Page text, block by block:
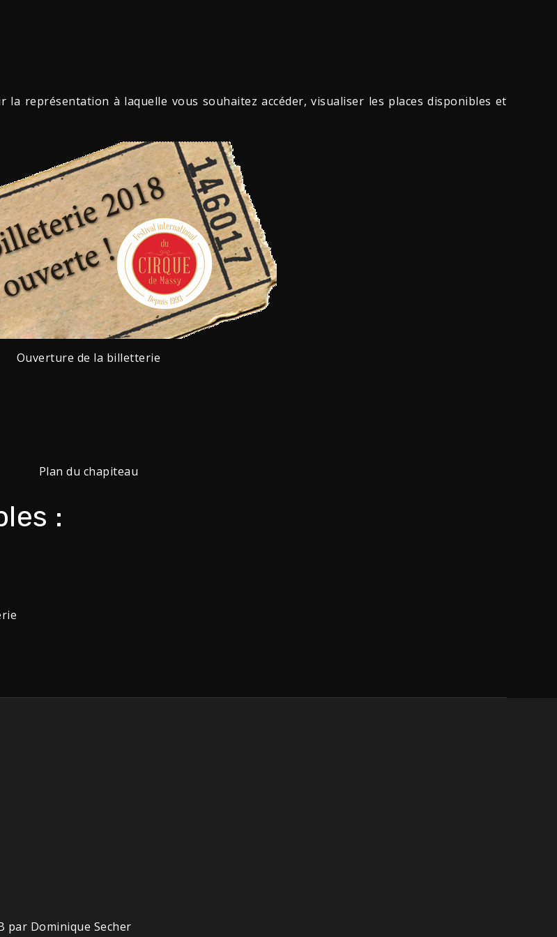
représentation à laquelle vous souhaitez accéder, visualiser les places disponibles et
Ouverture de la billetterie
Plan du chapiteau
:
par Dominique Secher